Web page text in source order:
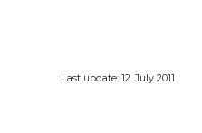
Last update: 12. July 2011